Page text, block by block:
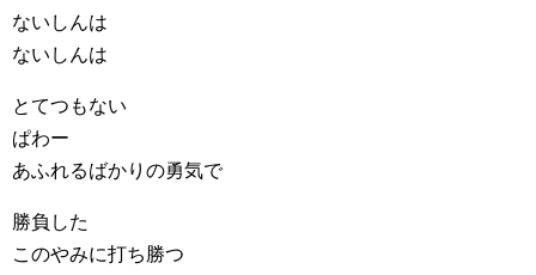
ないしんは
ないしんは
とてつもない
ぱわー
あふれるばかりの勇気で
勝負した
このやみに打ち勝つ